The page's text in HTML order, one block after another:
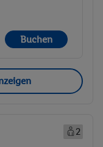
Buchen
2